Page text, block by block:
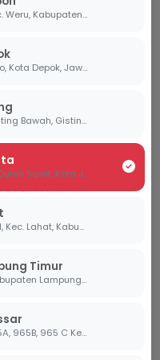
Jl. Fatahillah No.46, Setu Kulon, Kec. Weru, Kabupaten Cirebon, Jawa Barat 45154
Jl. Limo Raya No.58, Limo, Kec. Limo, Kota Depok, Jawa Barat 16514
Jl.Raya Gisting,Dusun 1A Blok 5, Gisting Bawah, Gisting, Tanggamus, Lampung 35378
Jl. Buaran Raya No.15, Klender, Kec. Duren Sawit, Kota Jakarta Timur, Daerah Khusus Ibukota Jakarta 13470
Jl. Letnan Marzuki, Talang Jawa Sel, Kec. Lahat, Kabupaten Lahat, Sumatera Selatan 31419
Timur
Karyatani, Labuhan Maringgai, Kabupaten Lampung Timur, Lampung 34387
Jl. Tamalanrea Raya BTP Blok AE 965A, 965B, 965 C Kel. Paccerakang Kec.Biring Kanaya Kota. Makassar Sulawesi Selatan 90241
padaseal
nyaman dan
yang mahal, ikuti
Bintang Motor
memudahkan,
kedua (sekitar
asli Honda